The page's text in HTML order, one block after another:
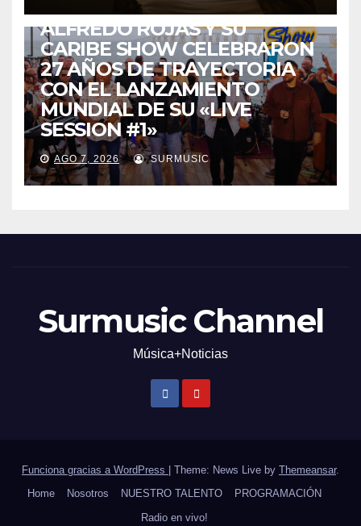
ZULIA
ALFREDO ROJAS Y SU
CARIBE SHOW CELEBRARON
27 AÑOS DE TRAYECTORIA
CON EL LANZAMIENTO
MUNDIAL DE SU «LIVE
SESSION #1»
AGO 7, 2026 SURMUSIC
Surmusic Channel
Música+Noticias
Funciona gracias a WordPress Theme: News Live by Themeansar.
Home
Nosotros NUESTRO TALENTO
PROGRAMACIÓN
Radio en vivo!